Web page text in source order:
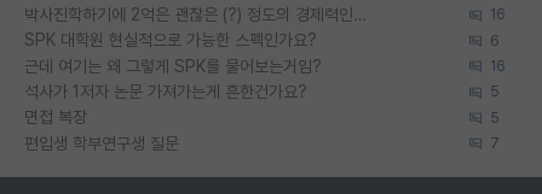
박사진학하기에 2억은 괜찮은 (?) 정도의 경제력인가요 16
SPK 대학원 현실적으로 가능한 스펙인가요? 6
근데 여기는 왜 그렇게 SPK를 물어보는거임? 16
석사가 1저자 논문 가져가는게 흔한건가요? 5
면접 복장 5
편입생 학부연구생 질문 7